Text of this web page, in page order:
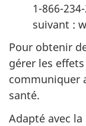
1-866-
suivant :
Pour obtenir
gérer les
communiquer
santé.
Adapté avec